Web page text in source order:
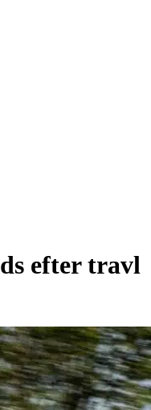
efter travl